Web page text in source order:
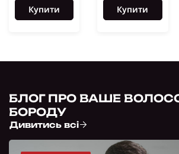
Купити Купити
БЛОГ ПРО ВАШЕ
БОРОДУ
Дивитись всі